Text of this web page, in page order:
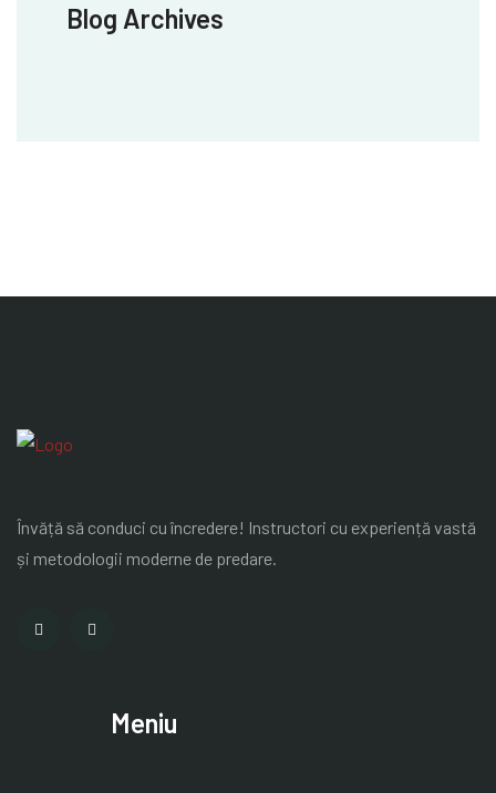
Blog Archives
Învăță să conduci cu încredere! Instructori cu experiență vastă
și metodologii moderne de predare.
Meniu